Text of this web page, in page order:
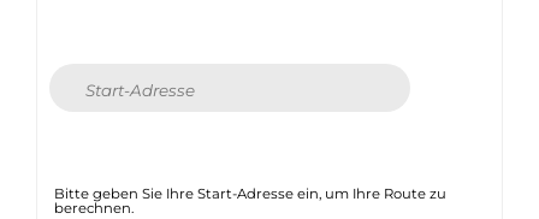
Bitte geben Sie Ihre Start-Adresse ein, um Ihre Route zu
berechnen.